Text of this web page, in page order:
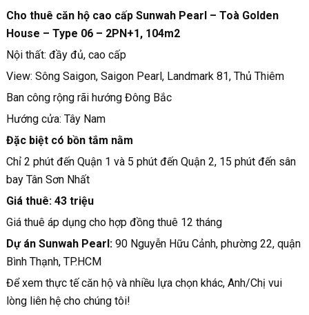
Cho thuê căn hộ cao cấp Sunwah Pearl – Toà Golden
House – Type 06 – 2PN+1, 104m2
Nội thất: đầy đủ, cao cấp
View: Sông Saigon, Saigon Pearl, Landmark 81, Thủ Thiêm
Ban công rộng rãi hướng Đông Bắc
Hướng cửa: Tây Nam
Đặc biệt có bồn tắm nằm
Chỉ 2 phút đến Quận 1 và 5 phút đến Quận 2, 15 phút đến sân
bay Tân Sơn Nhất
Giá thuê: 43 triệu
Giá thuê áp dụng cho hợp đồng thuê 12 tháng
Dự án Sunwah Pearl: 90 Nguyễn Hữu Cảnh, phường 22, quận
Bình Thạnh, TP.HCM
Để xem thực tế căn hộ và nhiều lựa chọn khác, Anh/Chị vui
lòng liên hệ cho chúng tôi!